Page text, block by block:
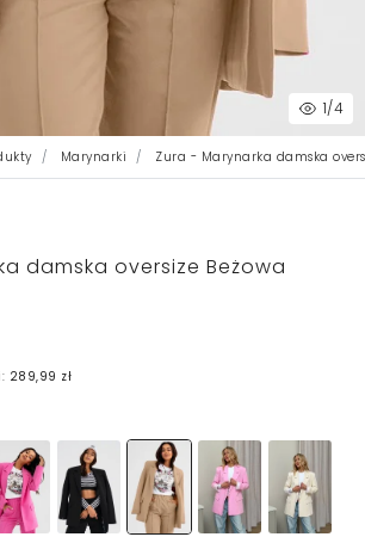
1/4
Marynarki Zura - Marynarka damska
damska oversize Beżowa
289,99 zł